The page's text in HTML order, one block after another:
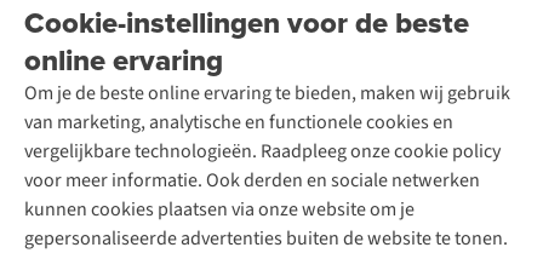
Cookie-instellingen voor de beste
online ervaring
Om je de beste online ervaring te bieden, maken wij gebruik
van marketing, analytische en functionele cookies en
vergelijkbare technologieën. Raadpleeg onze cookie policy
voor meer informatie. Ook derden en sociale netwerken
kunnen cookies plaatsen via onze website om je
gepersonaliseerde advertenties buiten de website te tonen.
Garantie
Contact
Onze winkels
Over A.S.Adventure
Toegankelijkheidsverklaring
Ski-onderhoud
Wasservice
Schoenonderhoud
Schoenherstelling
Kledingherstelling
Retouches
Voor bedrijven
A.S.Magazine
Podcast
Explore Academy
Explore Camp
Gear Check
Inspiratie & advies
Meld je aan voor de nieuwsbrief
Follow us